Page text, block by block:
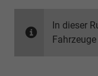
In dieser